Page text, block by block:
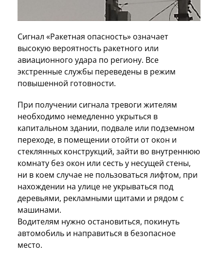
Сигнал «Ракетная опасность» означает
высокую вероятность ракетного или
авиационного удара по региону. Все
экстренные службы переведены в режим
повышенной готовности.
При получении сигнала тревоги жителям
необходимо немедленно укрыться в
капитальном здании, подвале или подземном
переходе, в помещении отойти от окон и
стеклянных конструкций, зайти во внутреннюю
комнату без окон или сесть у несущей стены,
ни в коем случае не пользоваться лифтом, при
нахождении на улице не укрываться под
деревьями, рекламными щитами и рядом с
машинами.
Водителям нужно остановиться, покинуть
автомобиль и направиться в безопасное
место.